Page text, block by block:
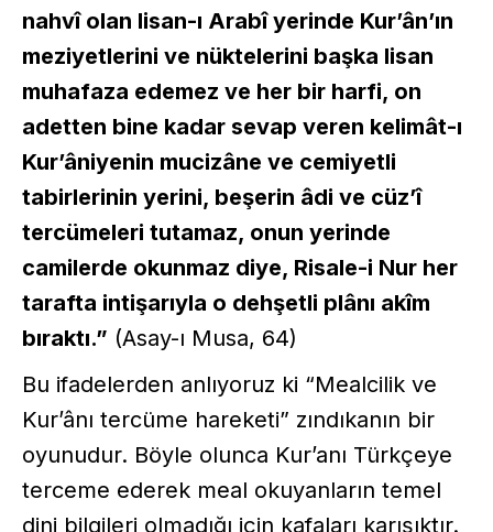
nahvî olan lisan-ı Arabî yerinde Kur’ân’ın
meziyetlerini ve nüktelerini başka lisan
muhafaza edemez ve her bir harfi, on
adetten bine kadar sevap veren kelimât-ı
Kur’âniyenin mucizâne ve cemiyetli
tabirlerinin yerini, beşerin âdi ve cüz’î
tercümeleri tutamaz, onun yerinde
camilerde okunmaz diye, Risale-i Nur her
tarafta intişarıyla o dehşetli plânı akîm
bıraktı.” (Asay-ı Musa, 64)
Bu ifadelerden anlıyoruz ki “Mealcilik ve
Kur’ânı tercüme hareketi” zındıkanın bir
oyunudur. Böyle olunca Kur’anı Türkçeye
terceme ederek meal okuyanların temel
dini bilgileri olmadığı için kafaları karışıktır.